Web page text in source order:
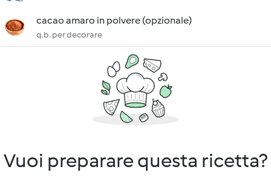
cacao amaro in polvere (opzionale)
q.b. per decorare
Vuoi preparare questa ricetta?